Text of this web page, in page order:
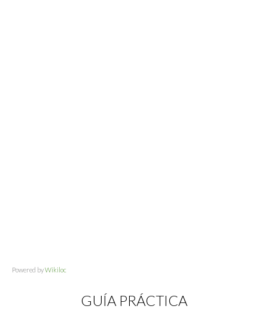
Powered byWikiloc
GUÍA PRÁCTICA